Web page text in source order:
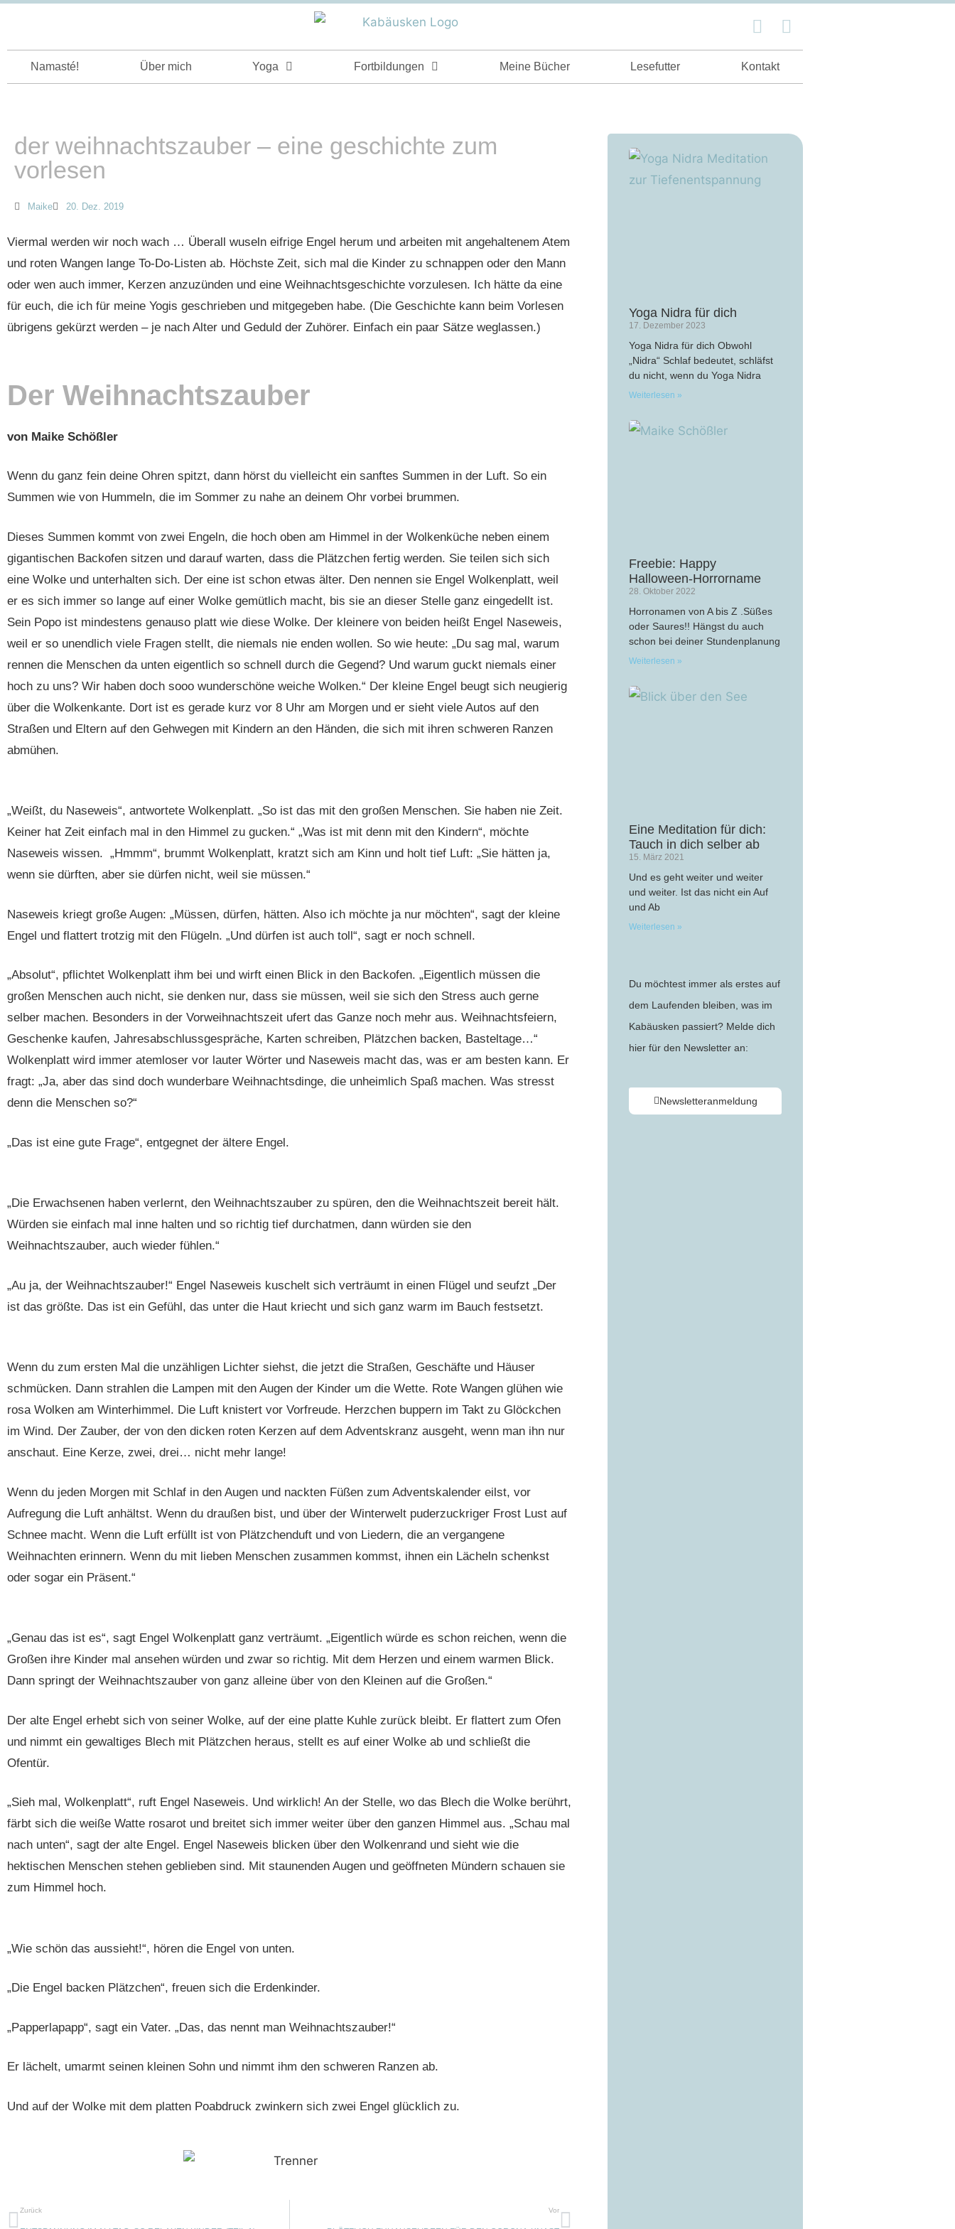
Namasté! Über mich Yoga Fortbildungen Meine Bücher Lesefutter Kontakt
der weihnachtszauber – eine geschichte zum
vorlesen
Maike 20. Dez. 2019
Viermal werden wir noch wach … Überall wuseln eifrige Engel herum und arbeiten mit angehaltenem Atem
und roten Wangen lange To-Do-Listen ab. Höchste Zeit, sich mal die Kinder zu schnappen oder den Mann
oder wen auch immer, Kerzen anzuzünden und eine Weihnachtsgeschichte vorzulesen. Ich hätte da eine
für euch, die ich für meine Yogis geschrieben und mitgegeben habe. (Die Geschichte kann beim Vorlesen
übrigens gekürzt werden – je nach Alter und Geduld der Zuhörer. Einfach ein paar Sätze weglassen.)
Der Weihnachtszauber
von Maike Schößler
Wenn du ganz fein deine Ohren spitzt, dann hörst du vielleicht ein sanftes Summen in der Luft. So ein
Summen wie von Hummeln, die im Sommer zu nahe an deinem Ohr vorbei brummen.
Dieses Summen kommt von zwei Engeln, die hoch oben am Himmel in der Wolkenküche neben einem
gigantischen Backofen sitzen und darauf warten, dass die Plätzchen fertig werden. Sie teilen sich sich
eine Wolke und unterhalten sich. Der eine ist schon etwas älter. Den nennen sie Engel Wolkenplatt, weil
er es sich immer so lange auf einer Wolke gemütlich macht, bis sie an dieser Stelle ganz eingedellt ist.
Sein Popo ist mindestens genauso platt wie diese Wolke. Der kleinere von beiden heißt Engel Naseweis,
weil er so unendlich viele Fragen stellt, die niemals nie enden wollen. So wie heute: „Du sag mal, warum
rennen die Menschen da unten eigentlich so schnell durch die Gegend? Und warum guckt niemals einer
hoch zu uns? Wir haben doch sooo wunderschöne weiche Wolken.“ Der kleine Engel beugt sich neugierig
über die Wolkenkante. Dort ist es gerade kurz vor 8 Uhr am Morgen und er sieht viele Autos auf den
Straßen und Eltern auf den Gehwegen mit Kindern an den Händen, die sich mit ihren schweren Ranzen
abmühen.
„Weißt, du Naseweis“, antwortete Wolkenplatt. „So ist das mit den großen Menschen. Sie haben nie Zeit.
Keiner hat Zeit einfach mal in den Himmel zu gucken.“ „Was ist mit denn mit den Kindern“, möchte
Naseweis wissen. „Hmmm“, brummt Wolkenplatt, kratzt sich am Kinn und holt tief Luft: „Sie hätten ja,
wenn sie dürften, aber sie dürfen nicht, weil sie müssen.“
Naseweis kriegt große Augen: „Müssen, dürfen, hätten. Also ich möchte ja nur möchten“, sagt der kleine
Engel und flattert trotzig mit den Flügeln. „Und dürfen ist auch toll“, sagt er noch schnell.
„Absolut“, pflichtet Wolkenplatt ihm bei und wirft einen Blick in den Backofen. „Eigentlich müssen die
großen Menschen auch nicht, sie denken nur, dass sie müssen, weil sie sich den Stress auch gerne
selber machen. Besonders in der Vorweihnachtszeit ufert das Ganze noch mehr aus. Weihnachtsfeiern,
Geschenke kaufen, Jahresabschlussgespräche, Karten schreiben, Plätzchen backen, Basteltage…“
Wolkenplatt wird immer atemloser vor lauter Wörter und Naseweis macht das, was er am besten kann. Er
fragt: „Ja, aber das sind doch wunderbare Weihnachtsdinge, die unheimlich Spaß machen. Was stresst
denn die Menschen so?“
„Das ist eine gute Frage“, entgegnet der ältere Engel.
„Die Erwachsenen haben verlernt, den Weihnachtszauber zu spüren, den die Weihnachtszeit bereit hält.
Würden sie einfach mal inne halten und so richtig tief durchatmen, dann würden sie den
Weihnachtszauber, auch wieder fühlen.“
„Au ja, der Weihnachtszauber!“ Engel Naseweis kuschelt sich verträumt in einen Flügel und seufzt „Der
ist das größte. Das ist ein Gefühl, das unter die Haut kriecht und sich ganz warm im Bauch festsetzt.
Wenn du zum ersten Mal die unzähligen Lichter siehst, die jetzt die Straßen, Geschäfte und Häuser
schmücken. Dann strahlen die Lampen mit den Augen der Kinder um die Wette. Rote Wangen glühen wie
rosa Wolken am Winterhimmel. Die Luft knistert vor Vorfreude. Herzchen buppern im Takt zu Glöckchen
im Wind. Der Zauber, der von den dicken roten Kerzen auf dem Adventskranz ausgeht, wenn man ihn nur
anschaut. Eine Kerze, zwei, drei… nicht mehr lange!
Wenn du jeden Morgen mit Schlaf in den Augen und nackten Füßen zum Adventskalender eilst, vor
Aufregung die Luft anhältst. Wenn du draußen bist, und über der Winterwelt puderzuckriger Frost Lust auf
Schnee macht. Wenn die Luft erfüllt ist von Plätzchenduft und von Liedern, die an vergangene
Weihnachten erinnern. Wenn du mit lieben Menschen zusammen kommst, ihnen ein Lächeln schenkst
oder sogar ein Präsent.“
„Genau das ist es“, sagt Engel Wolkenplatt ganz verträumt. „Eigentlich würde es schon reichen, wenn die
Großen ihre Kinder mal ansehen würden und zwar so richtig. Mit dem Herzen und einem warmen Blick.
Dann springt der Weihnachtszauber von ganz alleine über von den Kleinen auf die Großen.“
Der alte Engel erhebt sich von seiner Wolke, auf der eine platte Kuhle zurück bleibt. Er flattert zum Ofen
und nimmt ein gewaltiges Blech mit Plätzchen heraus, stellt es auf einer Wolke ab und schließt die
Ofentür.
„Sieh mal, Wolkenplatt“, ruft Engel Naseweis. Und wirklich! An der Stelle, wo das Blech die Wolke berührt,
färbt sich die weiße Watte rosarot und breitet sich immer weiter über den ganzen Himmel aus. „Schau mal
nach unten“, sagt der alte Engel. Engel Naseweis blicken über den Wolkenrand und sieht wie die
hektischen Menschen stehen geblieben sind. Mit staunenden Augen und geöffneten Mündern schauen sie
zum Himmel hoch.
„Wie schön das aussieht!“, hören die Engel von unten.
„Die Engel backen Plätzchen“, freuen sich die Erdenkinder.
„Papperlapapp“, sagt ein Vater. „Das, das nennt man Weihnachtszauber!“
Er lächelt, umarmt seinen kleinen Sohn und nimmt ihm den schweren Ranzen ab.
Und auf der Wolke mit dem platten Poabdruck zwinkern sich zwei Engel glücklich zu.
Zurück Vor
Yoga Nidra für dich
17. Dezember 2023
Yoga Nidra für dich Obwohl
„Nidra“ Schlaf bedeutet, schläfst
du nicht, wenn du Yoga Nidra
Weiterlesen »
Freebie: Happy
Halloween-Horrorname
28. Oktober 2022
Horronamen von A bis Z .Süßes
oder Saures!! Hängst du auch
schon bei deiner Stundenplanung
Weiterlesen »
Eine Meditation für dich:
Tauch in dich selber ab
15. März 2021
Und es geht weiter und weiter
und weiter. Ist das nicht ein Auf
und Ab
Weiterlesen »
Du möchtest immer als erstes auf
dem Laufenden bleiben, was im
Kabäusken passiert? Melde dich
hier für den Newsletter an:
Newsletteranmeldung